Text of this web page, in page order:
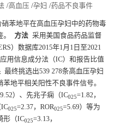
/高血压 /孕妇 /药品不良事件
苯地平在高血压孕妇中的药物毒
方法 采用美国食品药品监督
）数据库2015年1月1日至2021
用信息成分法（IC）和报告比值
最终挑选出539 278条高血压孕妇
地平相关阳性不良事件信号。
）、先兆子痫（IC025=1.82，
025=2.37，ROR025=5.69）等为
形（IC025=3.13，